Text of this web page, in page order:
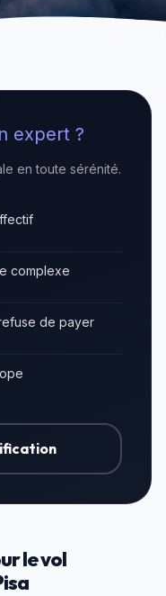
le vol
expert ?
en toute sérénité.
complexe
de payer